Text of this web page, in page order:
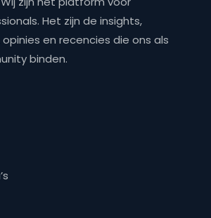
Het zijn de insights,
en recencies die ons als
binden.